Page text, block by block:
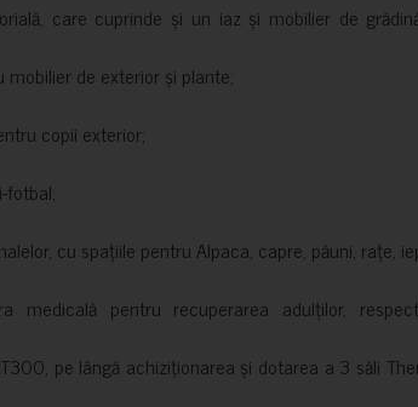
care cuprinde și un iaz și mobilier de
de exterior și plante;
copii exterior;
fotbal;
cu spațiile pentru Alpaca, capre, păuni, rațe,
medicală pentru recuperarea adulților,
pe lângă achiziționarea și dotarea a 3 săli